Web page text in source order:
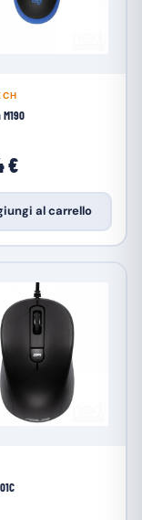
€
al carrello